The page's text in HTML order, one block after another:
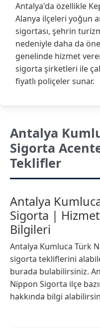
Antalya'da özellikle
Alanya ilçeleri yoğun
sigortası, şehrin
nedeniyle daha da
genelinde hizmet
sigorta şirketleri ile
fiyatlı poliçeler sunar.
Antalya
Sigorta
Teklifler
Antalya
Sigorta |
Bilgileri
Antalya Kumluca Türk
sigorta tekliflerini
burada bulabilirsiniz.
Nippon Sigorta ilçe
hakkında bilgi